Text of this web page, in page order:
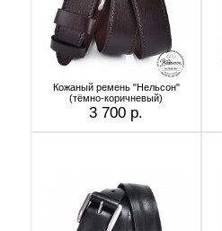
Кожаный ремень "Нельсон"
(тёмно-коричневый)
3 700 р.